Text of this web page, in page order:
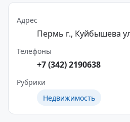
Адрес
Пермь г., Куйбышева
Телефоны
+7 (342) 2190638
Рубрики
Недвижимость